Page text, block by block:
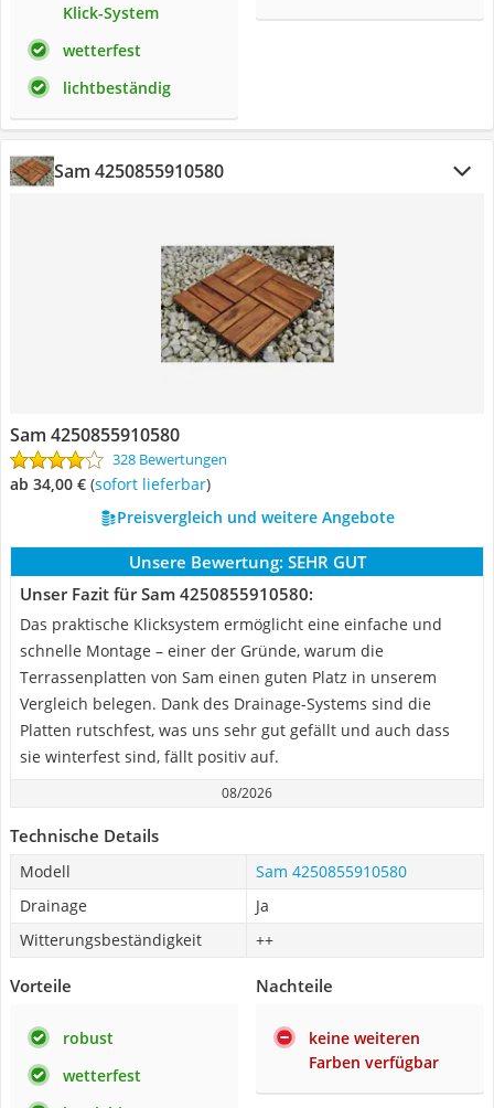
Klick-System
wetterfest
lichtbeständig
Sam 4250855910580
Sam 4250855910580
328 Bewertungen
ab 34,00 € ( Sofort lieferbar)
Preisvergleich und weitere Angebote
Unsere Bewertung: SEHR GUT
Unser Fazit für Sam 4250855910580:
Das praktische Klicksystem ermöglicht eine einfache und
schnelle Montage – einer der Gründe, warum die
Terrassenplatten von Sam einen guten Platz in unserem
Vergleich belegen. Dank des Drainage-Systems sind die
Platten rutschfest, was uns sehr gut gefällt und auch dass
sie winterfest sind, fällt positiv auf.
08/2026
Technische Details
Modell
Sam 4250855910580
Drainage
Ja
Witterungsbeständigkeit
++
Vorteile
robust
wetterfest
Nachteile
keine weiteren
Farben verfügbar